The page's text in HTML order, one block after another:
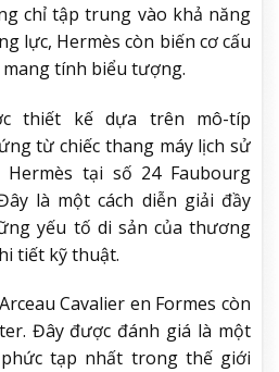
chỉ tập trung vào khả năng
lực, Hermès còn biến cơ cấu
tính biểu tượng.
thiết kế dựa trên mô-típ
từ chiếc thang máy lịch sử
tại số 24 Faubourg
là một cách diễn giải đầy
yếu tố di sản của thương
tiết kỹ thuật.
Cavalier en Formes còn
Đây được đánh giá là một
tạp nhất trong thế giới